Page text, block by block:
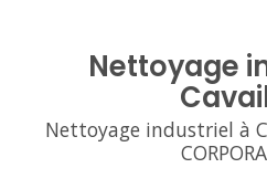
Nettoyage
Nettoyage industriel à